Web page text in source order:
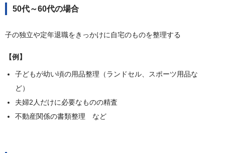
50代～60代の場合
子の独立や定年退職をきっかけに自宅のものを整理する
【例】
子どもが幼い頃の用品整理（ランドセル、スポーツ用品な
ど）
夫婦2人だけに必要なものの精査
不動産関係の書類整理 など